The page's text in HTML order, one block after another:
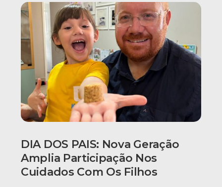
DIA DOS PAIS: Nova Geração
Amplia Participação Nos
Cuidados Com Os Filhos